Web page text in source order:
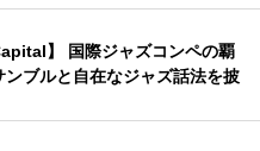
】 国際ジャズコンペの覇
ブルと自在なジャズ話法を披